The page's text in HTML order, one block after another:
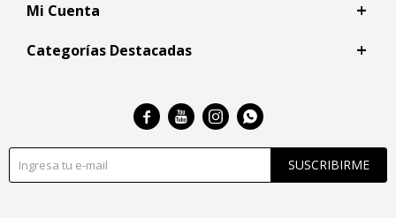
Mi Cuenta
Categorías Destacadas
SUSCRIBIRME
   